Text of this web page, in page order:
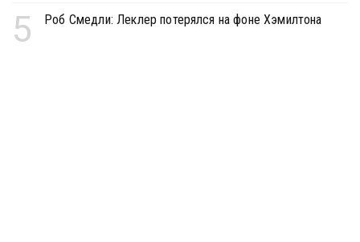
5 Роб Смедли: Леклер потерялся на фоне Хэмилтона